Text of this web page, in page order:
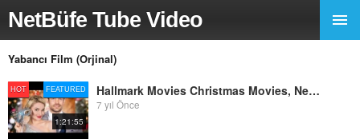
NetBüfe Tube Video
Yabancı Film (Orjinal)
HOT FEATURED
1:21:55
Hallmark Movies Christmas Movies, New Hallmark Romance Movies 2017!!
7 yıl Önce